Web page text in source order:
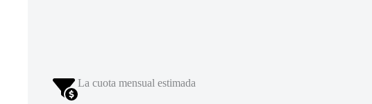
La cuota mensual estimada